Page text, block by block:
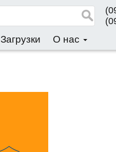
Загрузки О нас